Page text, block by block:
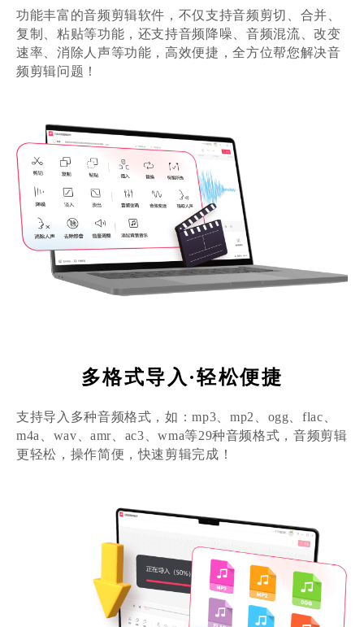
功能丰富的音频剪辑软件，不仅支持音频剪切、合并、
复制、粘贴等功能，还支持音频降噪、音频混流、改变
速率、消除人声等功能，高效便捷，全方位帮您解决音
频剪辑问题！
多格式导入·轻松便捷
支持导入多种音频格式，如：mp3、mp2、ogg、flac、
m4a、wav、amr、ac3、wma等29种音频格式，音频剪辑
更轻松，操作简便，快速剪辑完成！
结果还是挺不错的，易上手的一款软件。
浪里小白龙
短视频运营
界面美观简洁
界面美观简洁，很清晰，对于我操作剪辑帮
助很大
文言予果
值得推荐
PDG音信果子